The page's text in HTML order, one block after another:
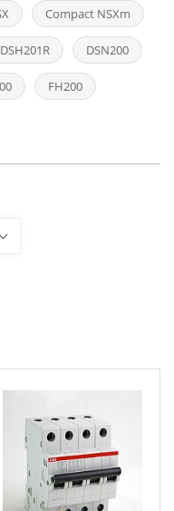
Compact NSXm
DSH201R DSN200
FH200